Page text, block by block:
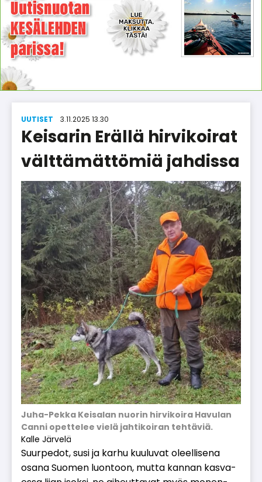
UUTISET 3.11.2025 13.30
Keisarin Erällä hirvikoirat
välttämättömiä jahdissa
Juha-Pekka Keisalan nuorin hirvikoira Havulan
Canni opettelee vielä jahtikoiran tehtäviä.
Kalle Järvelä
Suur­pe­dot, susi ja kar­hu kuu­lu­vat oleel­li­se­na
osa­na Suo­men luon­toon, mut­ta kan­nan kas­va­